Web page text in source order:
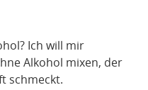
Ich will mir
Alkohol mixen, der
schmeckt.